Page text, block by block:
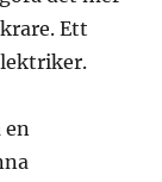
Ett
en